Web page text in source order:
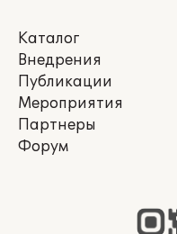
Каталог
Внедрения
Публикации
Мероприятия
Партнеры
Форум